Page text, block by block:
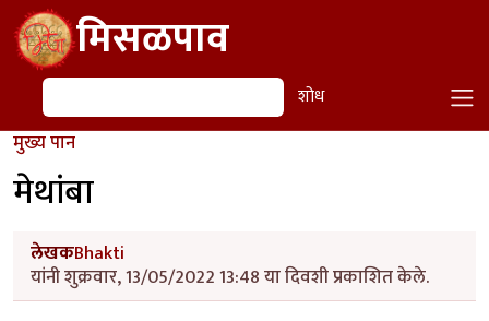
Skip to main contentमिसळपाव
शोध शोध
मुख्य पान
मेथांबा
लेखकBhakti
यांनी शुक्रवार, 13/05/2022 13:48 या दिवशी प्रकाशित केले.